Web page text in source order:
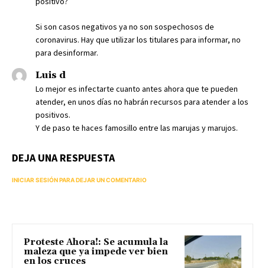
Si son casos negativos ya no son sospechosos de
coronavirus. Hay que utilizar los titulares para informar, no
para desinformar.
Luis d
Lo mejor es infectarte cuanto antes ahora que te pueden
atender, en unos días no habrán recursos para atender a los
positivos.
Y de paso te haces famosillo entre las marujas y marujos.
DEJA UNA RESPUESTA
INICIAR SESIÓN PARA DEJAR UN COMENTARIO
Proteste Ahora!: Se acumula la
maleza que ya impede ver bien
en los cruces